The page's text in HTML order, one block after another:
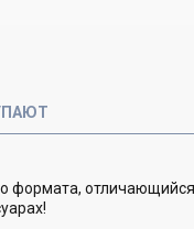
формата,